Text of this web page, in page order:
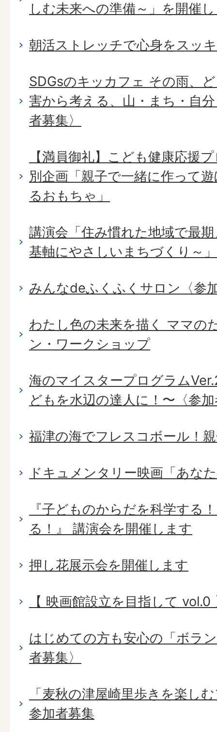
しむ未来への準備～」を開催
朝活ストレッチで心身をスッ
SDGsのキッカフェ その雨、
害から考える、山・まち・自
者募集〉
【満員御礼】こども健康応援
別企画「親子で一緒に作って
るおもちゃ」
講演会「住み慣れた地域で最
基軸にやさしいまちづくり～
みんなdeふくふくサロン〈参
わたし色の未来を描く ママの
ン・ワークショップ
海のマイスタープログラム
どもを水辺の達人に！〜〈参
福津の海でフレスコボール！
ドキュメンタリー映画「あな
『子どものからだを科学する
る！』 講演会を開催します
押し花展示会を開催します
【 映画館設立を目指して vol.0
はじめての方も安心の「ボラ
者募集〉
「麦秋の津屋崎里歩きを楽し
参加者募集